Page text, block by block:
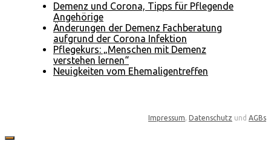
Demenz und Corona, Tipps für Pflegende
Angehörige
Änderungen der Demenz Fachberatung
aufgrund der Corona Infektion
Pflegekurs: „Menschen mit Demenz
verstehen lernen“
Neuigkeiten vom Ehemaligentreffen
Impressum, Datenschutz und AGBs